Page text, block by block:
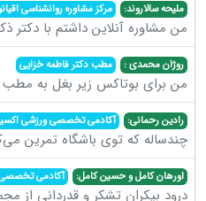
ملیحه سالاروند: مرکز مشاوره روانشناسی
من مشاوره آنلاین داشتم با دکتر
روژان محمدی : مطب دکتر فاطمه خزایی
من برای بوتاکس زیر بغل به مطب
رادین رحمانی: آکادمی تخصصی ورزشی
چندساله که توی باشگاه تمرین
اورهان کامل و حسین کامل: آکادمی تخصصی
درود بیکران تشکر و قدردانی از